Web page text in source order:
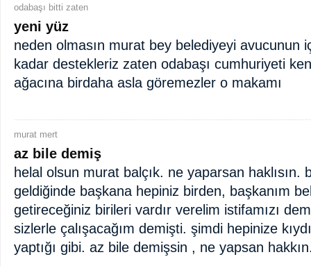
odabaşı bitti zaten
yeni yüz
neden olmasın murat bey belediyeyi avucunun
kadar destekleriz zaten odabaşı cumhuriyeti
ağacına birdaha asla göremezler o makamı
murat mert
az bile demiş
helal olsun murat balçık. ne yaparsan haklısın.
geldiğinde başkana hepiniz birden, başkanım
getireceğiniz birileri vardır verelim istifamızı
sizlerle çalışacağım demişti. şimdi hepinize
yaptığı gibi. az bile demişsin , ne yapsan